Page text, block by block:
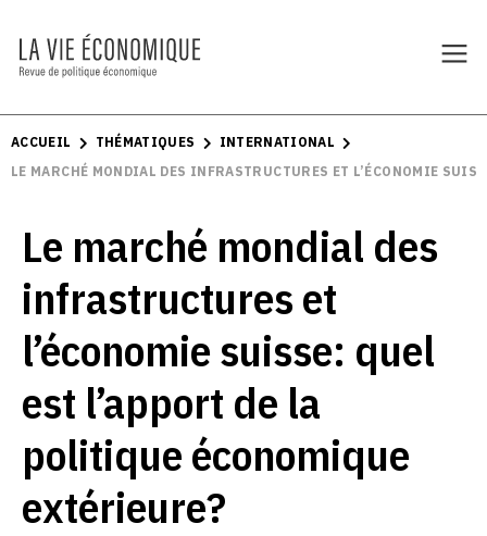
ACCUEIL THÉMATIQUES
INTERNATIONAL
LE MARCHÉ MONDIAL DES INFRASTRUCTURES ET L’ÉCONOMIE
Le marché mondial des
infrastructures et
l’économie suisse: quel
est l’apport de la
politique économique
extérieure?